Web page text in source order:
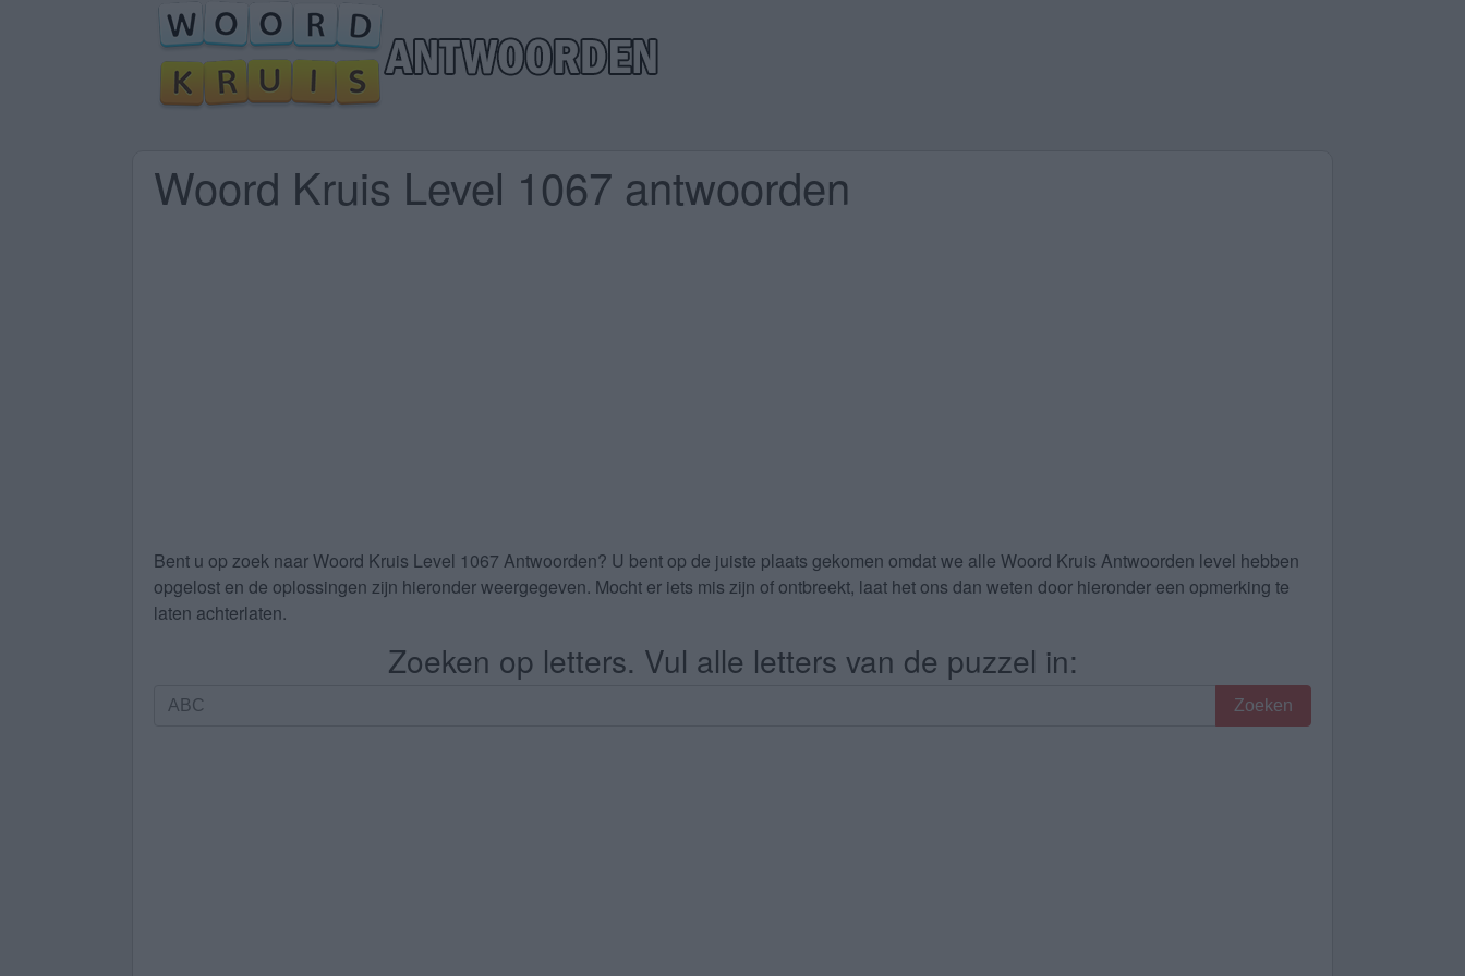
Woord Kruis Level 1067 antwoorden
Bent u op zoek naarWoord Kruis Level 1067 Antwoorden? U bent op de juiste plaats gekomen omdat we alle Woord Kruis Antwoorden level hebben
opgelost en de oplossingen zijn hieronder weergegeven. Mocht er iets mis zijn of ontbreekt, laat het ons dan weten door hieronder een opmerking te
laten achterlaten.
Zoeken op letters. Vul alle letters van de puzzel in:
Zoeken
Zoeken